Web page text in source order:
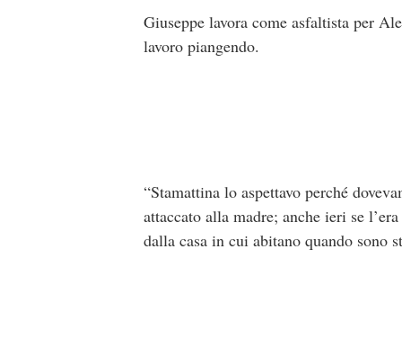
Giuseppe lavora come asfaltista per
lavoro piangendo.
“Stamattina lo aspettavo perché
attaccato alla madre; anche ieri se
dalla casa in cui abitano quando sono